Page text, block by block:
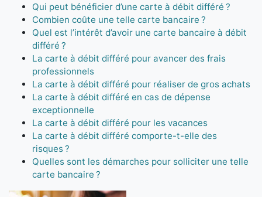
Qui peut bénéficier d’une carte à débit différé ?
Combien coûte une telle carte bancaire ?
Quel est l’intérêt d’avoir une carte bancaire à débit
différé ?
La carte à débit différé pour avancer des frais
professionnels
La carte à débit différé pour réaliser de gros achats
La carte à débit différé en cas de dépense
exceptionnelle
La carte à débit différé pour les vacances
La carte à débit différé comporte-t-elle des
risques ?
Quelles sont les démarches pour solliciter une telle
carte bancaire ?